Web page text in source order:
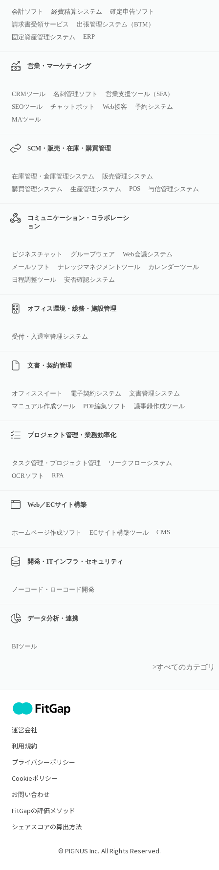
会計ソフト 経費精算システム
確定申告ソフト
請求書受領サービス
出張管理システム（BTM）
固定資産管理システム
ERP
営業・マーケティング
CRMツール 名刺管理ソフト
営業支援ツール（SFA）
SEOツール
チャットボット Web接客
予約システム
MAツール
SCM・販売・在庫・購買管理
在庫管理・倉庫管理システム
販売管理システム
購買管理システム
生産管理システム POS 与信管理システム
コミュニケーション・コラボレーシ
ョン
ビジネスチャット グループウェア
Web会議システム
メールソフト
ナレッジマネジメントツール
カレンダーツール
日程調整ツール
安否確認システム
オフィス環境・総務・施設管理
受付・入退室管理システム
文書・契約管理
オフィススイート 電子契約システム
文書管理システム
マニュアル作成ツール
PDF編集ソフト 議事録作成ツール
プロジェクト管理・業務効率化
タスク管理・プロジェクト管理
ワークフローシステム
OCRソフト
RPA
Web／ECサイト構築
ホームページ作成ソフト ECサイト構築ツール CMS
開発・ITインフラ・セキュリティ
ノーコード・ローコード開発
データ分析・連携
BIツール
>すべてのカテゴリ
運営会社
利用規約
プライバシーポリシー
Cookieポリシー
お問い合わせ
FitGapの評価メソッド
シェアスコアの算出方法
© PIGNUS Inc. All Rights Reserved.